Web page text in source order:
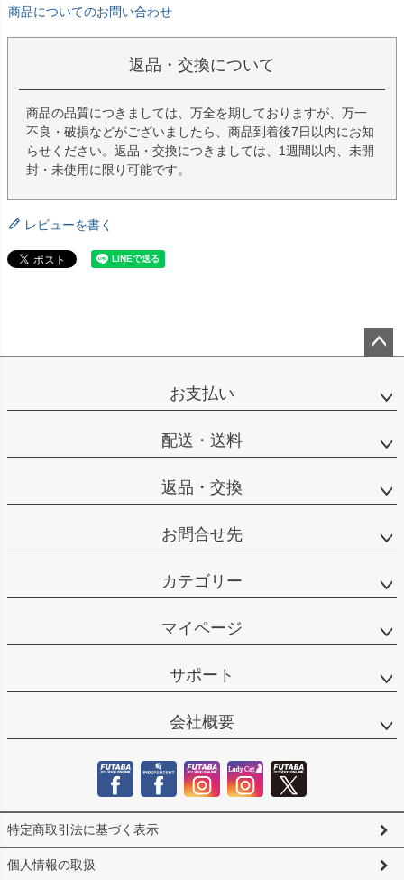
商品についてのお問い合わせ
返品・交換について
商品の品質につきましては、万全を期しておりますが、万一
不良・破損などがございましたら、商品到着後7日以内にお知
らせください。返品・交換につきましては、1週間以内、未開
封・未使用に限り可能です。
レビューを書く
ップ
お支払い
配送・送料
返品・交換
お問合せ先
カテゴリー
マイページ
サポート
会社概要
特定商取引法に基づく表示
個人情報の取扱